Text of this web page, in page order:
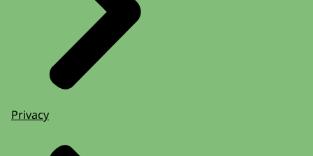
Privacy